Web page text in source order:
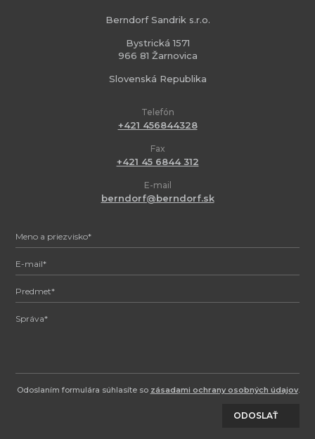
Berndorf Sandrik s.r.o.
Bystrická 1571
966 81 Žarnovica
Slovenská Republika
Telefón
+421 456844328
Fax
+421 45 6844 312
E-mail
berndorf@berndorf.sk
Odoslaním formulára súhlasíte so zásadami ochrany osobných údajov.
ODOSLAŤ